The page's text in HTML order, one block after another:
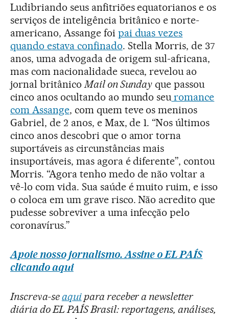
Ludibriando seus anfitriões equatorianos e os
serviços de inteligência britânico e norte-
americano, Assange foi pai duas vezes
quando estava confinado. Stella Morris, de 37
anos, uma advogada de origem sul-africana,
mas com nacionalidade sueca, revelou ao
jornal britânicoMail on Sunday que passou
cinco anos ocultando ao mundo seu romance
com Assange, com quem teve os meninos
Gabriel, de 2 anos, e Max, de 1. “Nos últimos
cinco anos descobri que o amor torna
suportáveis as circunstâncias mais
insuportáveis, mas agora é diferente”, contou
Morris. “Agora tenho medo de não voltar a
vê-lo com vida. Sua saúde é muito ruim, e isso
o coloca em um grave risco. Não acredito que
pudesse sobreviver a uma infecção pelo
coronavírus.”
Apoie nosso jornalismo. Assine o EL PAÍS
clicando aqui
Inscreva-seaquipara receber a newsletter
diária do EL PAÍS Brasil: reportagens, análises,